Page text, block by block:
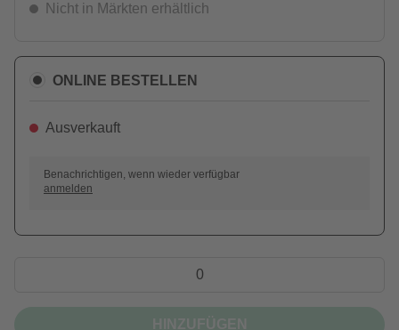
Nicht in Märkten erhältlich
ONLINE BESTELLEN
Ausverkauft
Benachrichtigen, wenn wieder verfügbar
anmelden